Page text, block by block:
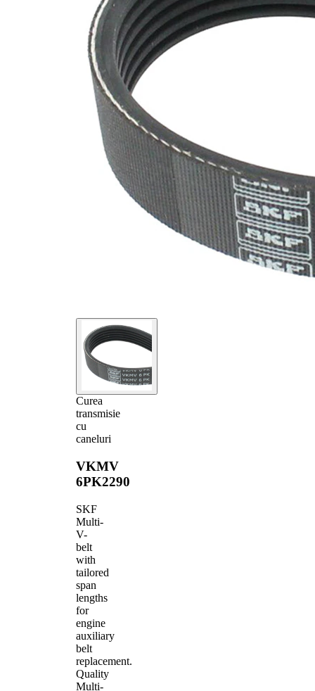
Curea
transmisie
cu
caneluri
VKMV
6PK2290
SKF
Multi-
V-
belt
with
tailored
span
lengths
for
engine
auxiliary
belt
replacement.
Quality
Multi-
nervuri
SVHC
Nu sunt
disponibile
substante
SVHC
Material
curea
dienă
cauciuc)